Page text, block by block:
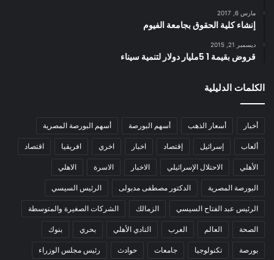
مارس 6, 2017
إنشاء كلية الحقوق بجامعة الفيوم
ديسمبر 21, 2015
قروض بقيمة 1 5مليار دولار لتنمية سيناء
الكلمات الدليلية
أخبار أسعار الذهب أسهم البورصة أسهم البورصة المصرية
ألعاب إسرائيل إقتصاد اخبار اخري افريقيا اقتصاد
الأهلي الاحتلال الإسرائيلي الاخبار الاسرة الاهلي
البورصة المصرية الدكتور مصطفى مدبولى الرئيس السيسي
الرئيس عبد الفتاح السيسي الزمالك الشركات الصغيرة والمتوسطة
الصحة العالم العرب النادي الأهلي بحري بنوك
بورصة تكنولوجيا جامعات حوادث رئيس مجلس الوزراء